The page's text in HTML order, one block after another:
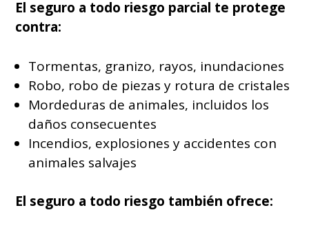
El seguro a todo riesgo parcial te protege
contra:
Tormentas, granizo, rayos, inundaciones
Robo, robo de piezas y rotura de cristales
Mordeduras de animales, incluidos los
daños consecuentes
Incendios, explosiones y accidentes con
animales salvajes
El seguro a todo riesgo también ofrece: